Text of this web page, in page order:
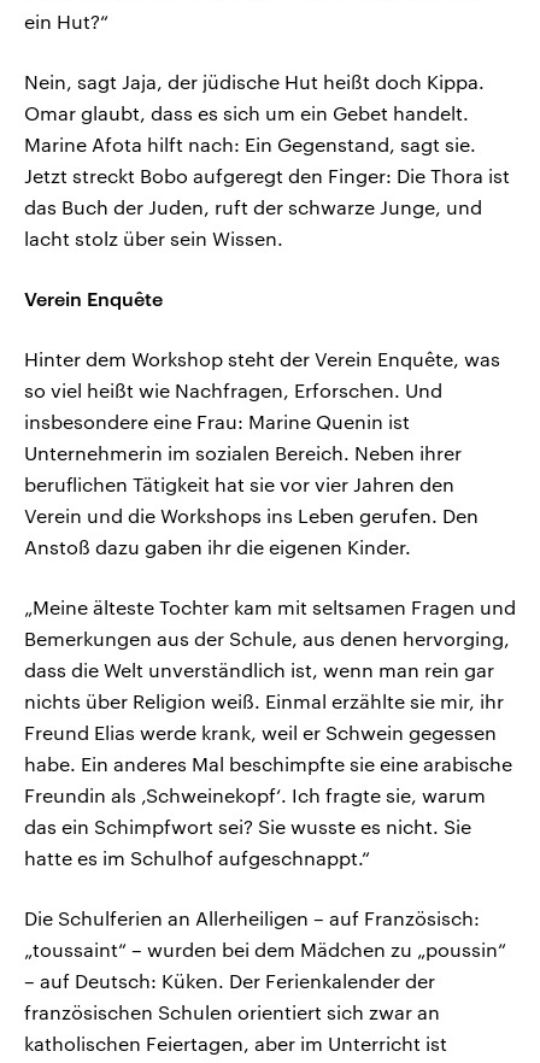
ein Hut?“
Nein, sagt Jaja, der jüdische Hut heißt doch Kippa.
Omar glaubt, dass es sich um ein Gebet handelt.
Marine Afota hilft nach: Ein Gegenstand, sagt sie.
Jetzt streckt Bobo aufgeregt den Finger: Die Thora ist
das Buch der Juden, ruft der schwarze Junge, und
lacht stolz über sein Wissen.
Verein Enquête
Hinter dem Workshop steht der Verein Enquête, was
so viel heißt wie Nachfragen, Erforschen. Und
insbesondere eine Frau: Marine Quenin ist
Unternehmerin im sozialen Bereich. Neben ihrer
beruflichen Tätigkeit hat sie vor vier Jahren den
Verein und die Workshops ins Leben gerufen. Den
Anstoß dazu gaben ihr die eigenen Kinder.
„Meine älteste Tochter kam mit seltsamen Fragen und
Bemerkungen aus der Schule, aus denen hervorging,
dass die Welt unverständlich ist, wenn man rein gar
nichts über Religion weiß. Einmal erzählte sie mir, ihr
Freund Elias werde krank, weil er Schwein gegessen
habe. Ein anderes Mal beschimpfte sie eine arabische
Freundin als ‚Schweinekopf‘. Ich fragte sie, warum
das ein Schimpfwort sei? Sie wusste es nicht. Sie
hatte es im Schulhof aufgeschnappt.“
Die Schulferien an Allerheiligen – auf Französisch:
„toussaint“ – wurden bei dem Mädchen zu „poussin“
– auf Deutsch: Küken. Der Ferienkalender der
französischen Schulen orientiert sich zwar an
katholischen Feiertagen, aber im Unterricht ist